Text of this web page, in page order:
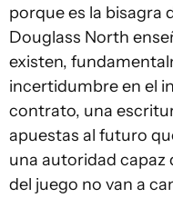
porque es la bisagra
Douglass North
existen,
incertidumbre en el
contrato, una
apuestas al futuro
una autoridad capaz
del juego no van a